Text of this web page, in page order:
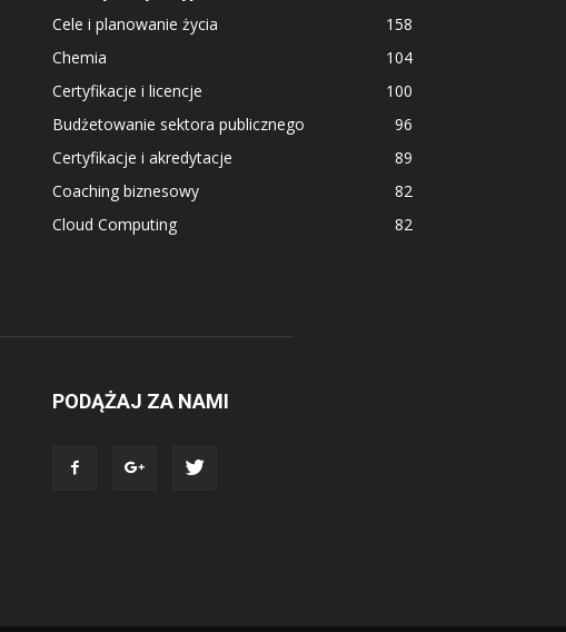
Cele i planowanie życia
158
Chemia
104
Certyfikacje i licencje
100
Budżetowanie sektora publicznego
96
Certyfikacje i akredytacje
89
Coaching biznesowy
82
Cloud Computing
82
PODĄŻAJ ZA NAMI